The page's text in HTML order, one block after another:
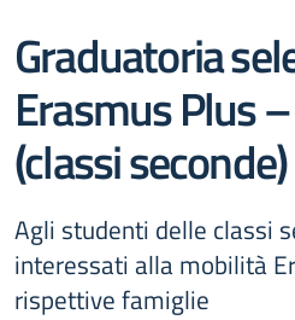
Graduatoria
Erasmus Plus
(classi seconde)
Agli studenti delle classi
interessati alla mobilità
rispettive famiglie